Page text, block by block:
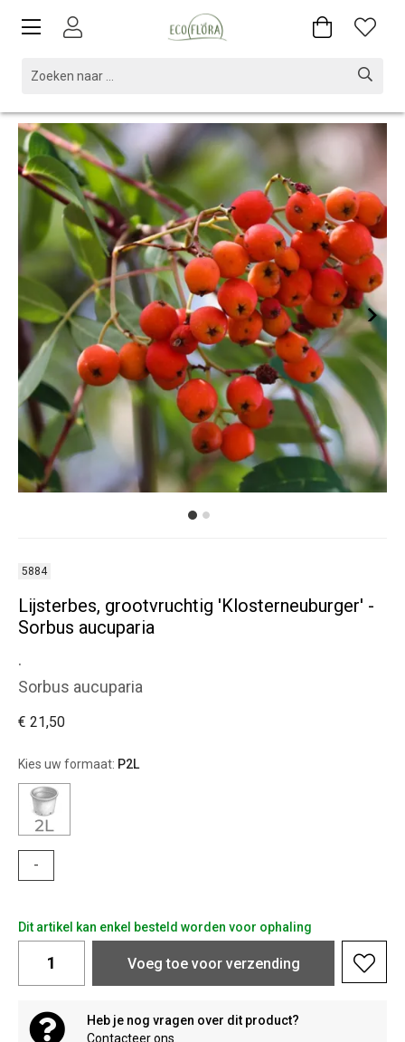
5884
Lijsterbes, grootvruchtig 'Klosterneuburger' -
Sorbus aucuparia
.
Sorbus aucuparia
€ 21,50
Kies uw formaat: P2L
-
Dit artikel kan enkel besteld worden voor ophaling
Voeg toe voor verzending
Heb je nog vragen over dit product?
Contacteer ons